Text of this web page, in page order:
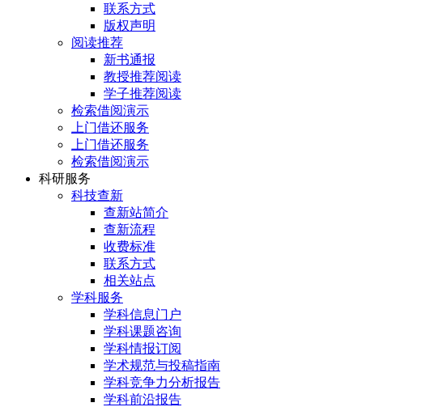
联系方式
版权声明
阅读推荐
新书通报
教授推荐阅读
学子推荐阅读
检索借阅演示
上门借还服务
上门借还服务
检索借阅演示
科研服务
科技查新
查新站简介
查新流程
收费标准
联系方式
相关站点
学科服务
学科信息门户
学科课题咨询
学科情报订阅
学术规范与投稿指南
学科竞争力分析报告
学科前沿报告